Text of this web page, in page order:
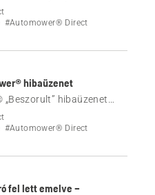
hibaüzenet?
#Automower® Direct
hibaüzenet
hibaüzenet
megoldásokat a hiba
#Automower® Direct
fel lett emelve –